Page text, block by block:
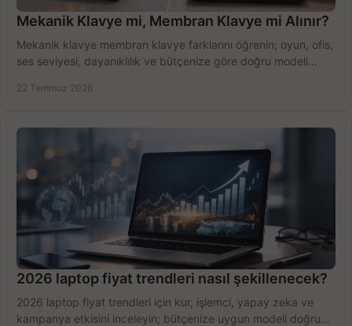
Mekanik Klavye mi, Membran Klavye mi Alınır?
Mekanik klavye membran klavye farklarını öğrenin; oyun, ofis,
ses seviyesi, dayanıklılık ve bütçenize göre doğru modeli
22 Temmuz 2026
2026 laptop fiyat trendleri nasıl şekillenecek?
2026 laptop fiyat trendleri için kur, işlemci, yapay zeka ve
kampanya etkisini inceleyin; bütçenize uygun modeli doğru